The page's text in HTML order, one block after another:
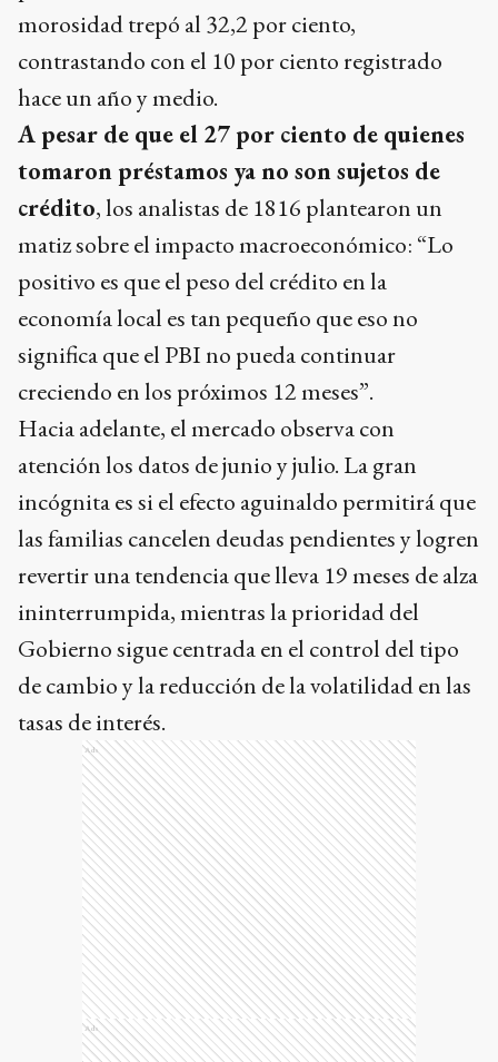
morosidad trepó al 32,2 por ciento,
contrastando con el 10 por ciento registrado
hace un año y medio.
A pesar de que el 27 por ciento de quienes
tomaron préstamos ya no son sujetos de
crédito, los analistas de 1816 plantearon un
matiz sobre el impacto macroeconómico: “Lo
positivo es que el peso del crédito en la
economía local es tan pequeño que eso no
significa que el PBI no pueda continuar
creciendo en los próximos 12 meses”.
Hacia adelante, el mercado observa con
atención los datos de junio y julio. La gran
incógnita es si el efecto aguinaldo permitirá que
las familias cancelen deudas pendientes y logren
revertir una tendencia que lleva 19 meses de alza
ininterrumpida, mientras la prioridad del
Gobierno sigue centrada en el control del tipo
de cambio y la reducción de la volatilidad en las
tasas de interés.
Ads
Ads